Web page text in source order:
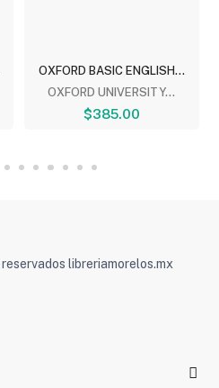
OXFORD BASIC ENGLISH...
OXFORD UNIVERSITY...
$385.00
libreriamorelos.mx